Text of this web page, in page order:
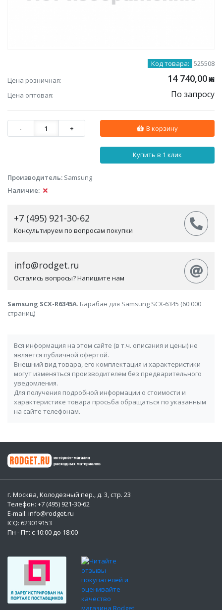
Код товара: 525508
Цена розничная:
14 740,00 ⃏
Цена оптовая: По запросу
- 1 + В корзину
Купить в 1 клик
Производитель: Samsung
Наличие:
+7 (495) 921-30-62
Консультируем по вопросам покупки
info@rodget.ru
Остались вопросы? Напишите нам
Samsung SCX-R6345A. Барабан для Samsung SCX-6345 (60 000
страниц)
Вся информация на этом сайте (в т.ч. описания и цены) не
является публичной офертой.
Внешний вид товара, его комплектация и характеристики
могут изменяться производителем без предварительного
уведомления.
Для получения подробной информации о стоимости и
характеристике товара просьба обращаться по указанным
на сайте телефонам.
г. Москва, Колодезный пер., д. 3, стр. 23
Телефон: +7 (495) 921-30-62
E-mail: info@rodget.ru
ICQ: 623019153
Пн - Пт: с 10:00 до 18:00